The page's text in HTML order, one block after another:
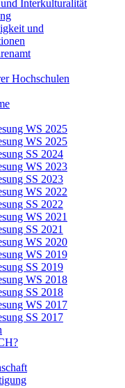
Interkulturalität
und
Hochschulen
WS 2025
WS 2025
SS 2024
WS 2023
SS 2023
WS 2022
SS 2022
WS 2021
SS 2021
WS 2020
WS 2019
SS 2019
WS 2018
SS 2018
WS 2017
SS 2017